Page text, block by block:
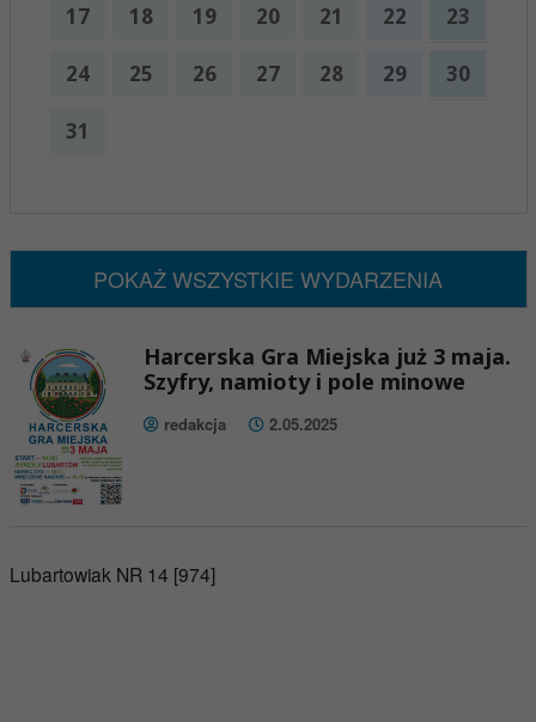
17 18 19 20 21 22 23
24 25 26 27 28 29 30
31
POKAŻ WSZYSTKIE WYDARZENIA
Harcerska Gra Miejska już 3 maja.
Szyfry, namioty i pole minowe
redakcja 2.05.2025
Lubartowiak NR 14 [974]